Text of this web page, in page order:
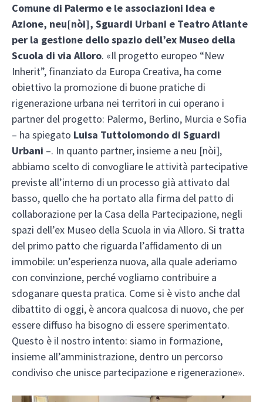
Comune di Palermo e le associazioni Idea e
Azione, neu[nòi], Sguardi Urbani e Teatro Atlante
per la gestione dello spazio dell’ex Museo della
Scuola di via Alloro. «Il progetto europeo “New
Inherit”, finanziato da Europa Creativa, ha come
obiettivo la promozione di buone pratiche di
rigenerazione urbana nei territori in cui operano i
partner del progetto: Palermo, Berlino, Murcia e Sofia
– ha spiegato Luisa Tuttolomondo di Sguardi
Urbani –. In quanto partner, insieme a neu [nòi],
abbiamo scelto di convogliare le attività partecipative
previste all’interno di un processo già attivato dal
basso, quello che ha portato alla firma del patto di
collaborazione per la Casa della Partecipazione, negli
spazi dell’ex Museo della Scuola in via Alloro. Si tratta
del primo patto che riguarda l’affidamento di un
immobile: un’esperienza nuova, alla quale aderiamo
con convinzione, perché vogliamo contribuire a
sdoganare questa pratica. Come si è visto anche dal
dibattito di oggi, è ancora qualcosa di nuovo, che per
essere diffuso ha bisogno di essere sperimentato.
Questo è il nostro intento: siamo in formazione,
insieme all’amministrazione, dentro un percorso
condiviso che unisce partecipazione e rigenerazione».